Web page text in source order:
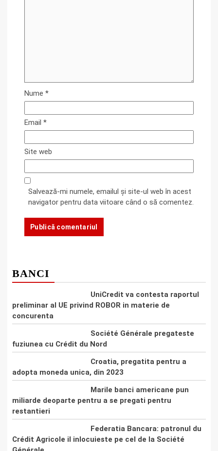
Nume *
Email *
Site web
Salvează-mi numele, emailul și site-ul web în acest
navigator pentru data viitoare când o să comentez.
BANCI
UniCredit va contesta raportul
preliminar al UE privind ROBOR in materie de
concurenta
Société Générale pregateste
fuziunea cu Crédit du Nord
Croatia, pregatita pentru a
adopta moneda unica, din 2023
Marile banci americane pun
miliarde deoparte pentru a se pregati pentru
restantieri
Federatia Bancara: patronul du
Crédit Agricole il inlocuieste pe cel de la Société